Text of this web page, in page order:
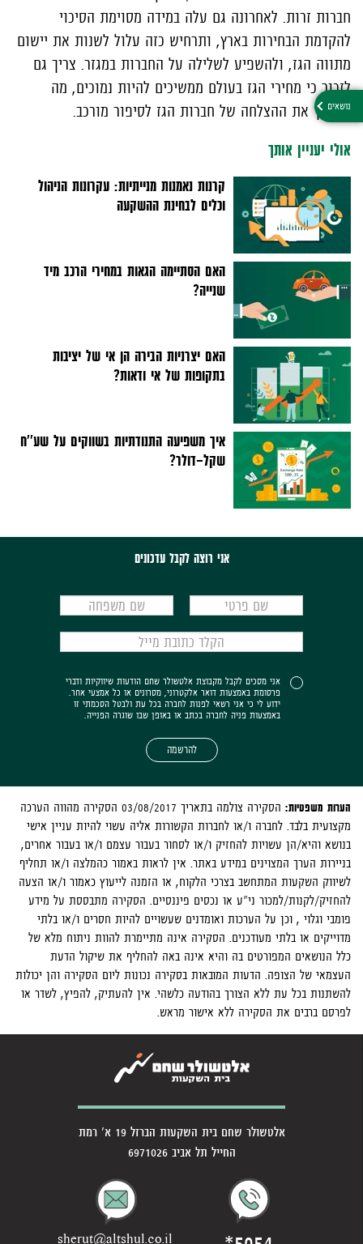
חברות זרות. לאחרונה גם עלה במידה מסוימת הסיכוי
להקדמת הבחירות בארץ, ותרחיש כזה עלול לשנות את יישום
מתווה הגז, ולהשפיע לשלילה על החברות במגזר. צריך גם
לזכור כי מחירי הגז בעולם ממשיכים להיות נמוכים, מה
שהופך את ההצלחה של חברות הגז לסיפור מורכב.
אולי יעניין אותך
קרנות נאמנות מנייתיות: עקרונות הניהול
וכלים לבחינת ההשקעה
האם הסתיימה הגאות במחירי הרכב מיד
שנייה?
האם יצרניות הבירה הן אי של יציבות
בתקופות של אי ודאות?
איך משפיעה התנודתיות בשווקים על שע''ח
שקל-דולר?
אני רוצה לקבל עדכונים
אני מסכים לקבל מקבוצת אלטשולר שחם הודעות שיווקיות ודברי
פרסומת באמצעות דואר אלקטרוני, מסרונים או כל אמצעי אחר.
ידוע לי כי אני רשאי לפנות לחברה בכל עת ולבטל הסכמתי זו
באמצעות פניה לחברה בכתב או באופן שבו שוגרה הפנייה.
להרשמה
הערות משפטיות:
הסקירה צולמה בתאריך 03/08/2017 הסקירה מהווה הערכה
מקצועית בלבד. לחברה ו/או לחברות הקשורות אליה עשוי להיות עניין אישי
בנושא והיא/הן עשויות להחזיק ו/או לסחור בעבור עצמם ו/או בעבור אחרים,
בניירות הערך המצוינים במידע באתר. אין לראות באמור כהמלצה ו/או תחליף
לשיווק השקעות המתחשב בצרכי הלקוח, או הזמנה לייעוץ כאמור ו/או הצעה
להחזיק/לקנות/למכור ני"ע או נכסים פיננסיים. הסקירה מתבססת על מידע
פומבי וגלוי , וכן על הערכות ואומדנים שעשויים להיות חסרים ו/או בלתי
מדוייקים או בלתי מעודכנים. הסקירה אינה מתיימרת להוות ניתוח מלא של
כלל הנושאים המפורטים בה והיא אינה באה להחליף את שיקול הדעת
העצמאי של הצופה. הדעות המובאות בסקירה נכונות ליום הסקירה והן יכולות
להשתנות בכל עת ללא הצורך בהודעה כלשהי. אין להעתיק, להפיץ, לשדר או
לפרסם ברבים את הסקירה ללא אישור מראש.
אלטשולר שחם בית השקעות הברזל 19 א' רמת
החייל תל אביב 6971026
sherut@altshul.co.il